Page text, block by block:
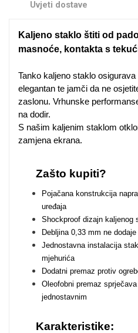
Uvjeti dostave
Kaljeno staklo štiti od
masnoće, kontakta s
Tanko kaljeno staklo
elegantan te jamči da ne
zaslonu. Vrhunske
na dodir.
S našim kaljenim staklom
zamjena ekrana.
Zašto kupiti?
Pojačana konstrukcija
uređaja
Shockproof dizajn kaljenog
Debljina 0,33 mm ne
Jednostavna instalacija
mjehurića
Dodatni premaz protiv
Oleofobni premaz
jednostavnim
Karakteristike:
Doodles
Monogrami
Za njega